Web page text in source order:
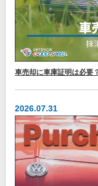
車売却に車庫証明は必要
2026.07.31